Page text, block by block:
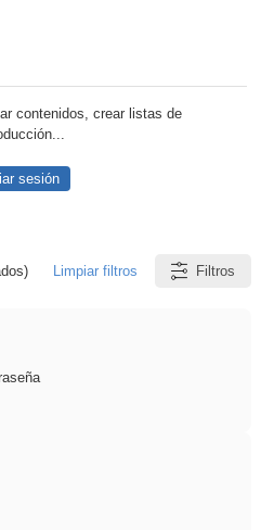
contenidos, crear listas de
sesión
Limpiar filtros Filtros